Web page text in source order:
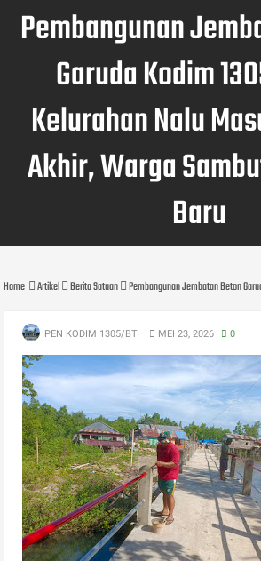
Pembangunan
Garuda Kodim
Kelurahan Nalu
Akhir, Warga
Baru
Home Artikel Berita Satuan Pembangunan Jembatan Beton
PEN KODIM 1305/BT MEI 23, 2026 0